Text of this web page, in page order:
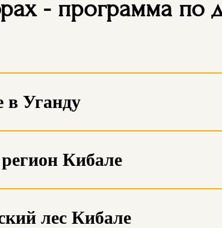
- программа по
в Уганду
Кибале
лес Кибале